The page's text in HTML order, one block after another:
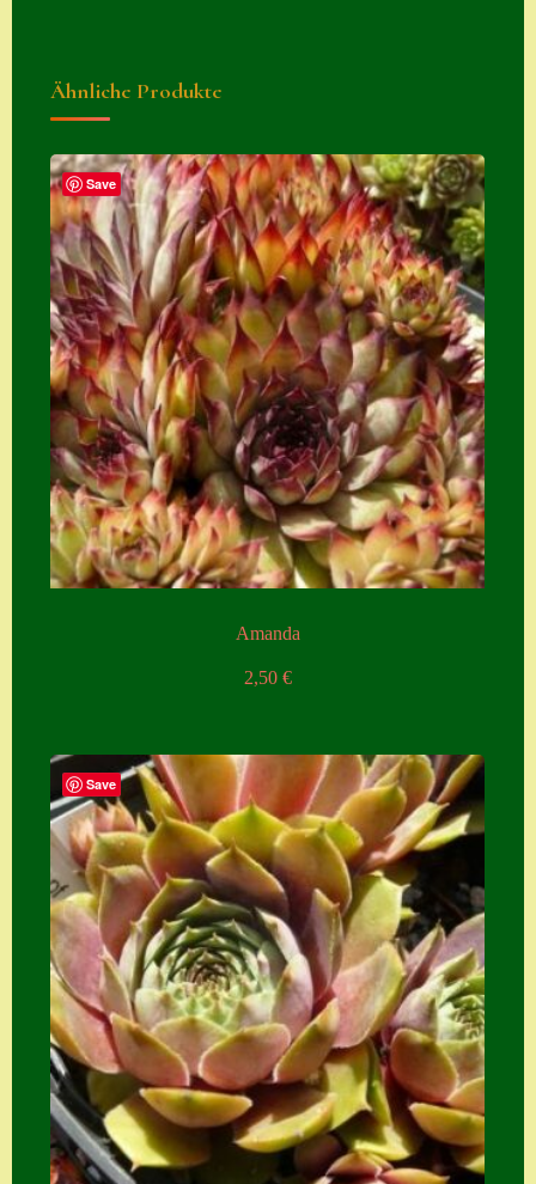
Zubehör
Zubehör
Ähnliche Produkte
Save
Amanda
2,50 €
Save